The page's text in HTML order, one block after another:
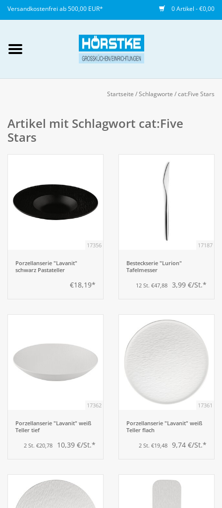
Versandkostenfrei ab 500,00 EUR* 0 Artikel - €0,00
anlegen
NEU
Buffet
Fingerfood
Bar
Berufsbekleidung
Startseite /Schlagworte /cat:Five Stars
Artikel mit Schlagwort cat:Five
Stars
17356
Porzellanserie "Lavanit"
schwarz Pastateller
€18,19*
17187
Besteckserie "Lurion"
Tafelmesser
12 St. €47,88 3,99 €/St.*
17362
Porzellanserie "Lavanit" weiß
Teller tief
2 St. €20,78 10,39 €/St.*
17361
Porzellanserie "Lavanit" weiß
Teller flach
2 St. €19,48 9,74 €/St.*